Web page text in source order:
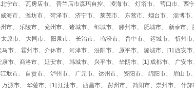
宁市、 瓦房店市、 普兰店市森玛自控、 凌海市、 灯塔市、 营口市、西
海市、 潍坊市、 菏泽市、 济宁市、 莱芜市、 东营市、烟台市、 淄博市
市、 乐陵市、 兖州市、 诸城市、 邹城市、 滕州市、 肥城市、 新泰市、
原市、 大同市、 阳泉市、 长治市、 临汾市、 晋中市、 运城市、 忻州
市、 霍州市、介休市、 河津市、 汾阳市、 原平市、 潞城市、[1] 西安
市、商洛市、 延安市、 韩城市、 兴平市、 华阴市、[1] 成都市、 广安
堰市、 自贡市、 泸州市、 广元市、达州市、 资阳市、 绵阳市、 眉山市
源市、 华蓥市、[1] 江油市、 西昌市、 彭州市、 简阳市、崇州市、 什